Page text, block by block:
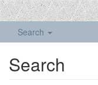
Search
Search